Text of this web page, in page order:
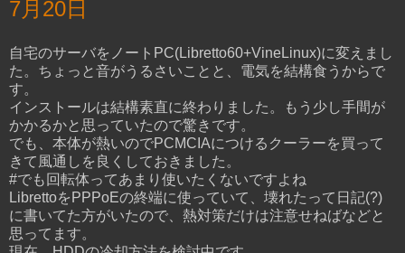
7月20日
自宅のサーバをノートPC(Libretto60+VineLinux)に変えまし
た。ちょっと音がうるさいことと、電気を結構食うからで
す。
インストールは結構素直に終わりました。もう少し手間が
かかるかと思っていたので驚きです。
でも、本体が熱いのでPCMCIAにつけるクーラーを買って
きて風通しを良くしておきました。
#でも回転体ってあまり使いたくないですよね
LibrettoをPPPoEの終端に使っていて、壊れたって日記(?)
に書いてた方がいたので、熱対策だけは注意せねばなどと
思ってます。